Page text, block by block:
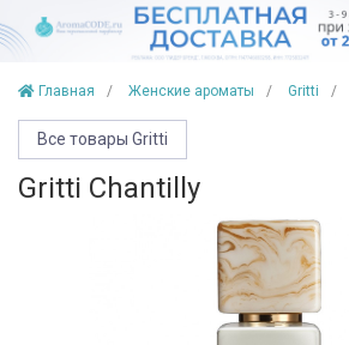
Главная Женские ароматы Gritti
Все товары Gritti
Gritti Chantilly